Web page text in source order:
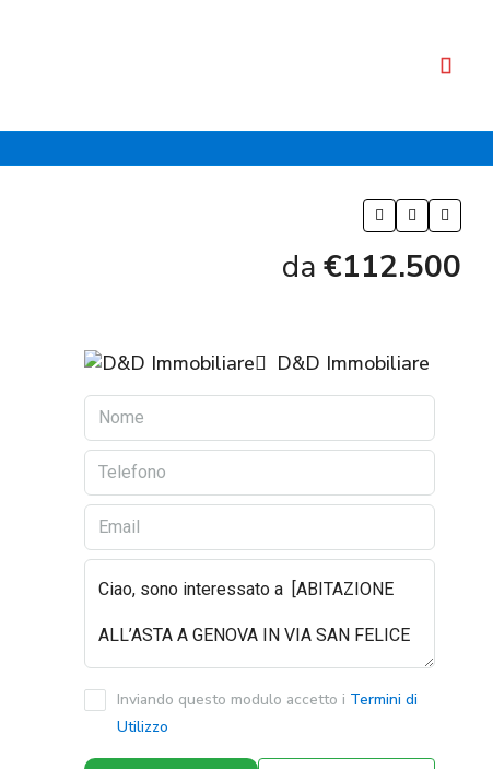
da €112.500
D&D Immobiliare
Inviando questo modulo accetto i Termini di
Utilizzo